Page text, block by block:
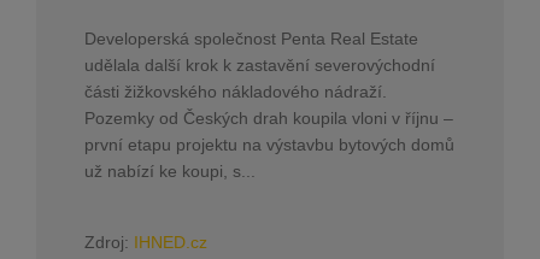
Developerská společnost Penta Real Estate
udělala další krok k zastavění severovýchodní
části žižkovského nákladového nádraží.
Pozemky od Českých drah koupila vloni v říjnu –
první etapu projektu na výstavbu bytových domů
už nabízí ke koupi, s...
Zdroj: IHNED.cz